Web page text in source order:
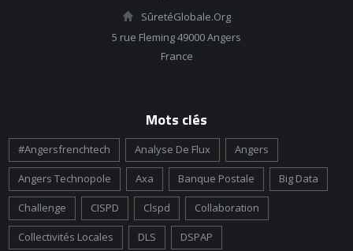
SûretéGlobale.Org
5 rue Fleming 49000 Angers
France
Mots clés
#angersfrenchtech Analyse De Flux Angers
Angers Technopole Axa Banque Postale Big Data
Challenge CISPD Clspd Collaboration
Collectivités Locales DLS DSPAP